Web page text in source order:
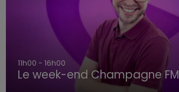
11h00 - 16h00
Le week-end Champagne FM